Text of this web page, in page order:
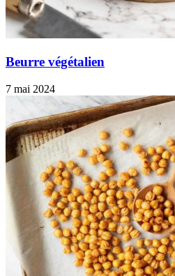
Beurre végétalien
7 mai 2024